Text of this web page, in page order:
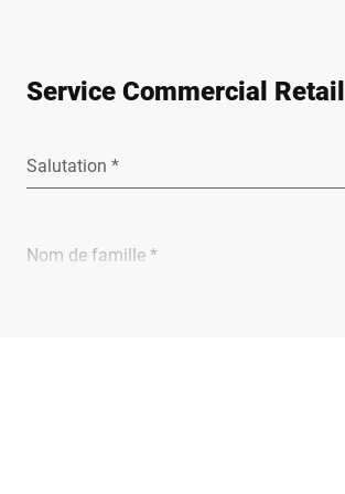
Service Commercial Retail
Salutation *
Nom de famille *